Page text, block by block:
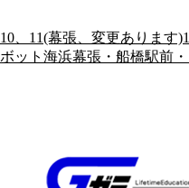
10、11(幕張、変更あります
ボット海浜幕張・船橋駅前